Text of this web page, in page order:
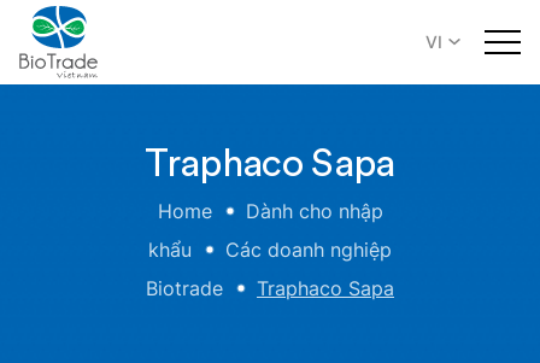
Traphaco Sapa
Home
Dành cho nhập
khẩu
Các doanh nghiệp
Biotrade
Traphaco Sapa
VI